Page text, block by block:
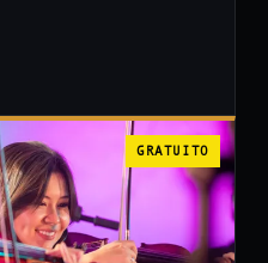
GRATUITO